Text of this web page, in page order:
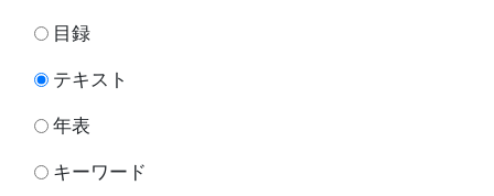
目録
テキスト
年表
キーワード